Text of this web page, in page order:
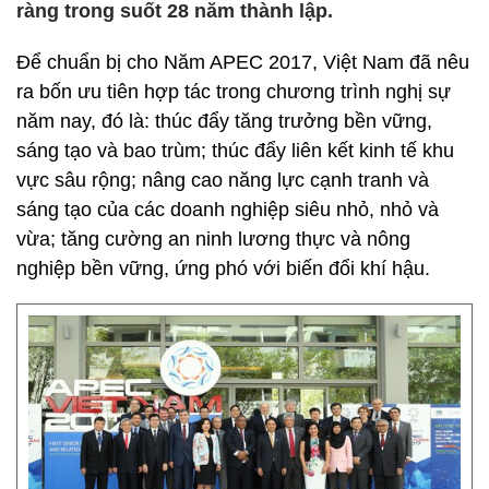
ràng trong suốt 28 năm thành lập.
Để chuẩn bị cho Năm APEC 2017, Việt Nam đã nêu
ra bốn ưu tiên hợp tác trong chương trình nghị sự
năm nay, đó là: thúc đẩy tăng trưởng bền vững,
sáng tạo và bao trùm; thúc đẩy liên kết kinh tế khu
vực sâu rộng; nâng cao năng lực cạnh tranh và
sáng tạo của các doanh nghiệp siêu nhỏ, nhỏ và
vừa; tăng cường an ninh lương thực và nông
nghiệp bền vững, ứng phó với biến đổi khí hậu.